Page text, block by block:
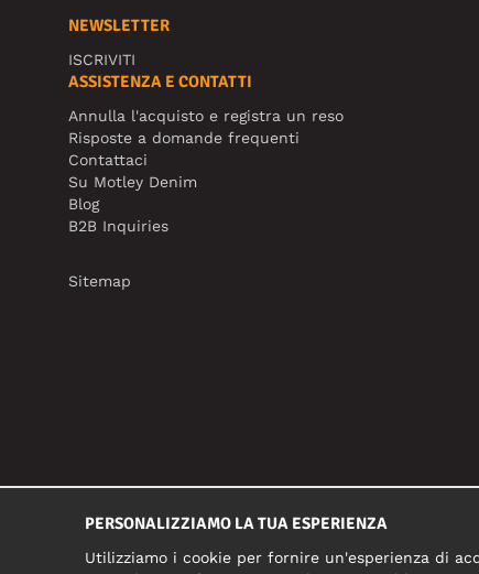
NEWSLETTER
ISCRIVITI
ASSISTENZA E CONTATTI
Annulla l'acquisto e registra un reso
Risposte a domande frequenti
Contattaci
Su Motley Denim
Blog
B2B Inquiries
Sitemap
PERSONALIZZIAMO LA TUA ESPERIENZA
Utilizziamo i cookie per fornire un'esperienza di